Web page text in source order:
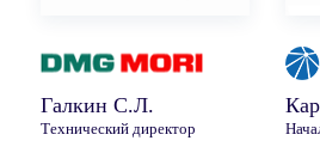
Галкин С.Л.
Технический директор